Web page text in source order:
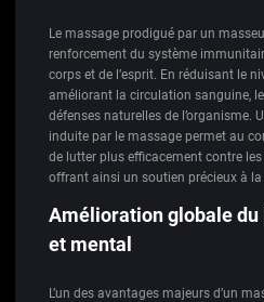
Le massage prodigué par un
renforcement du système
corps et de l’esprit. En réduisant le
améliorant la circulation sanguine,
défenses naturelles de l’organisme.
induite par le massage permet au
de lutter plus efficacement contre
offrant ainsi un soutien précieux à
Amélioration globale
et mental
L’un des avantages majeurs d’un